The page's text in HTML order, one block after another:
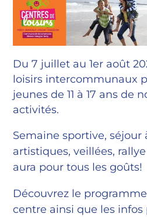
Du 7 juillet au 1er août
loisirs intercommunaux
jeunes de 11 à 17 ans de
activités.
Semaine sportive, séjour
artistiques, veillées,
aura pour tous les goûts!
Découvrez le
centre ainsi que les